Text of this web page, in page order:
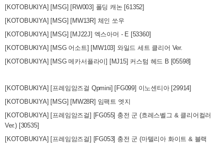
[KOTOBUKIYA] [MSG] [RW003] 폴딩 캐논 [61352]
[KOTOBUKIYA] [MSG] [MW13R] 체인 쏘우
[KOTOBUKIYA] [MSG] [MJ22J] 엑스아머 - E [53360]
[KOTOBUKIYA] [MSG 어소트] [MW103] 와일드 세트 클리어 Ver.
[KOTOBUKIYA] [MSG 메카서플라이] [MJ15] 커스텀 헤드 B [05598]
[KOTOBUKIYA] [프레임암즈걸 Qpmini] [FG099] 이노센티아 [29914]
[KOTOBUKIYA] [MSG] [MW28R] 임팩트 엣지
[KOTOBUKIYA] [프레임암즈걸] [FG055] 충전 군 (흐레스벨그 & 클리어컬러
Ver.) [30535]
[KOTOBUKIYA] [프레임암즈걸] [FG053] 충전 군 (마텔리아 화이트 & 블랙